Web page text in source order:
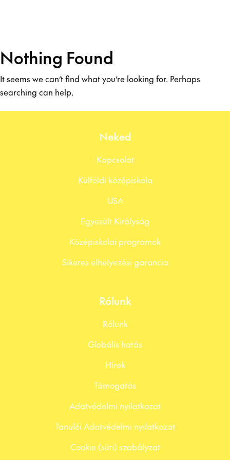
Nothing Found
It seems we can’t find what you’re looking for. Perhaps
searching can help.
Neked
Kapcsolat
Külföldi középiskola
USA
Egyesült Királyság
Középiskolai programok
Sikeres elhelyezési garancia
Rólunk
Rólunk
Globális hatás
Hírek
Támogatás
Adatvédelmi nyilatkozat
Tanulói Adatvédelmi nyilatkozat
Cookie (süti) szabályzat